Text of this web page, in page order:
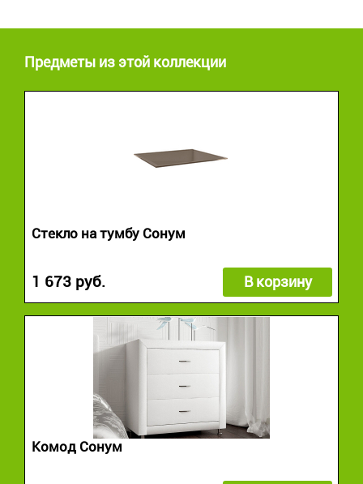
Предметы из этой коллекции
Стекло на тумбу Сонум
1 673 руб. В корзину
Комод Сонум